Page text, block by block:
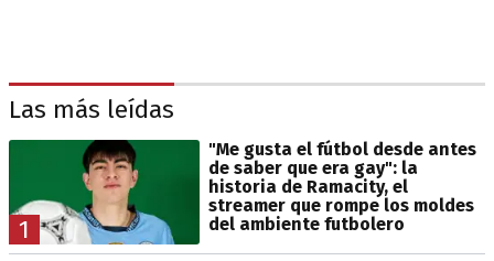
Las más leídas
1
"Me gusta el fútbol desde antes
de saber que era gay": la
historia de Ramacity, el
streamer que rompe los moldes
del ambiente futbolero